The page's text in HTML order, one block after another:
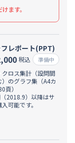
ます。
レポート(PPT)
税込 準備中
クロス集計（設問間
のグラフ集（A4カ
頁）
2018.9）以降はサ
可能です。